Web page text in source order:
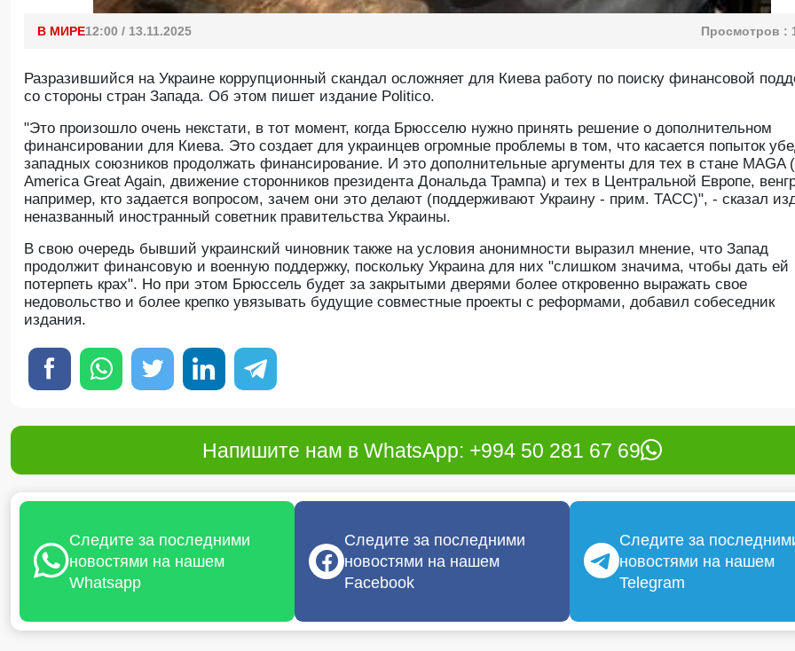
В МИРЕ12:00 / 13.11.2025 Просмотров :
Разразившийся на Украине коррупционный скандал осложняет для Киева работу по поиску финансовой
со стороны стран Запада. Об этом пишет издание Politico.
"Это произошло очень некстати, в тот момент, когда Брюсселю нужно принять решение о дополнительном
финансировании для Киева. Это создает для украинцев огромные проблемы в том, что касается попыток
западных союзников продолжать финансирование. И это дополнительные аргументы для тех в стане MAGA
America Great Again, движение сторонников президента Дональда Трампа) и тех в Центральной Европе,
например, кто задается вопросом, зачем они это делают (поддерживают Украину - прим. ТАСС)", - сказал
неназванный иностранный советник правительства Украины.
В свою очередь бывший украинский чиновник также на условия анонимности выразил мнение, что Запад
продолжит финансовую и военную поддержку, поскольку Украина для них "слишком значима, чтобы дать ей
потерпеть крах". Но при этом Брюссель будет за закрытыми дверями более откровенно выражать свое
недовольство и более крепко увязывать будущие совместные проекты с реформами, добавил собеседник
издания.
Напишите нам в WhatsApp: +994 50 281 67 69
Следите за последними
новостями на нашем
Whatsapp
Следите за последними
новостями на нашем
Facebook
Следите за
новостями на нашем
Telegram